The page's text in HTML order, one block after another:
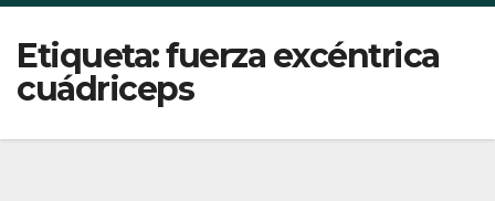
Etiqueta:fuerza excéntrica
cuádriceps